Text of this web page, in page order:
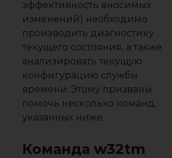
эффективность вносимых
изменений) необходимо
производить диагностику
текущего состояния, а также
анализировать текущую
конфигурацию службы
времени. Этому призваны
помочь несколько команд,
указанных ниже.
Команда w32tm